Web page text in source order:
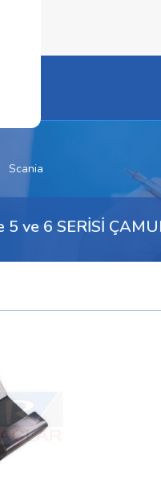
Scania
ve 6 SERİSİ